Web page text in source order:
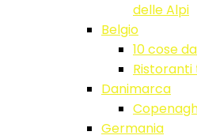
delle Alpi
Belgio
10 cose
Ristoranti
Danimarca
Germania